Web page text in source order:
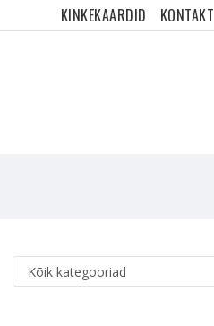
KINKEKAARDID KONTAKT